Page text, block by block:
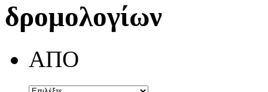
δρομολογίων
ΑΠΟ